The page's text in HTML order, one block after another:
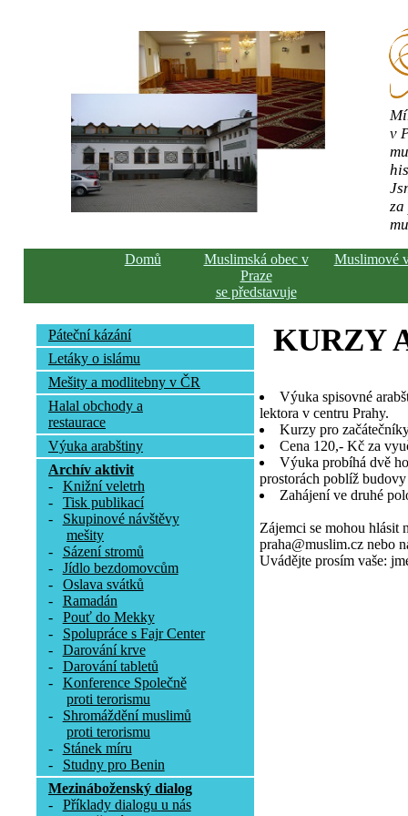
v
Domů
Muslimská obec v
Praze
se představuje
Muslimové
Páteční kázání
Letáky o islámu
Mešity a modlitebny v ČR
Halal obchody a
restaurace
Výuka arabštiny
Archív aktivit
-
Knižní veletrh
-
Tisk publikací
-
Skupinové návštěvy
mešity
-
Sázení stromů
-
Jídlo bezdomovcům
-
Oslava svátků
-
Ramadán
-
Pouť do Mekky
-
Spolupráce s Fajr Center
-
Darování krve
-
Darování tabletů
-
Konference Společně
proti terorismu
-
Shromáždění muslimů
proti terorismu
-
Stánek míru
-
Studny pro Benin
Mezináboženský dialog
-
Příklady dialogu u nás
KURZY
Výuka spisovné
lektora v centru Prahy.
Kurzy pro
Cena 120,- Kč za
Výuka probíhá dvě
prostorách poblíž
Zahájení ve druhé
Zájemci se mohou hlásit
praha@muslim.cz nebo
Uvádějte prosím vaše: